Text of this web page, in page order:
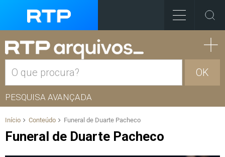
OK
PESQUISA AVANÇADA
Início Conteúdo Funeral de Duarte Pacheco
Funeral de Duarte Pacheco